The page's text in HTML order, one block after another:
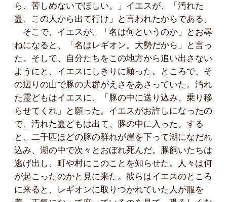
ら、苦しめないでほしい。」イエスが、「汚れた
霊、この人から出て行け」と言われたからである。
そこで、イエスが、「名は何というのか」とお尋
ねになると、「名はレギオン。大勢だから」と言っ
た。そして、自分たちをこの地方から追い出さない
ようにと、イエスにしきりに願った。ところで、そ
の辺りの山で豚の大群がえさをあさっていた。汚れ
た霊どもはイエスに、「豚の中に送り込み、乗り移
らせてくれ」と願った。イエスがお許しになったの
で、汚れた霊どもは出て、豚の中に入った。する
と、二千匹ほどの豚の群れが崖を下って湖になだれ
込み、湖の中で次々とおぼれ死んだ。豚飼いたちは
逃げ出し、町や村にこのことを知らせた。人々は何
が起こったのかと見に来た。彼らはイエスのところ
に来ると、レギオンに取りつかれていた人が服を